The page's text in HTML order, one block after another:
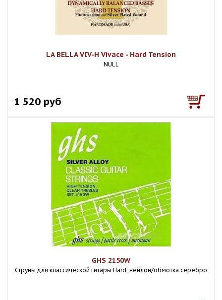
LA BELLA VIV-H Vivace - Hard Tension
NULL
1 520 руб
GHS 2150W
Струны для классической гитары Hard, нейлон/обмотка серебро